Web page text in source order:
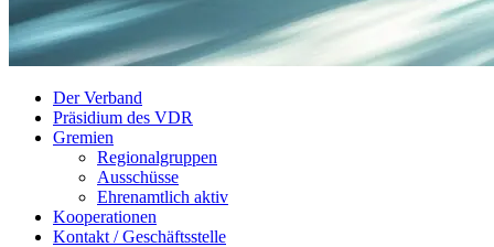
Der Verband
Präsidium des VDR
Gremien
Regionalgruppen
Ausschüsse
Ehrenamtlich aktiv
Kooperationen
Kontakt / Geschäftsstelle